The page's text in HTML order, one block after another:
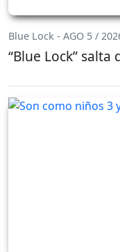
Blue Lock - AGO 5 /
“Blue Lock”